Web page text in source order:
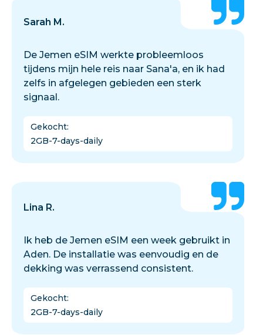
Sarah M.
De Jemen eSIM werkte probleemloos
tijdens mijn hele reis naar Sana'a, en ik had
zelfs in afgelegen gebieden een sterk
signaal.
Gekocht:
2GB-7-days-daily
Lina R.
Ik heb de Jemen eSIM een week gebruikt in
Aden. De installatie was eenvoudig en de
dekking was verrassend consistent.
Gekocht:
2GB-7-days-daily